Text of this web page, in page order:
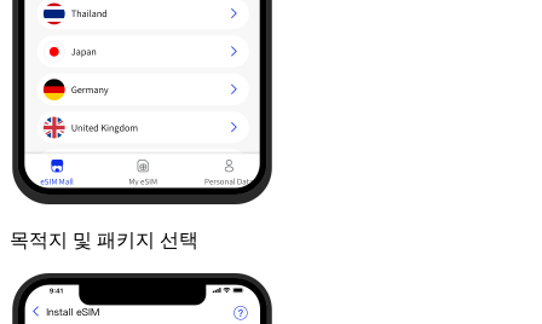
목적지 및 패키지 선택